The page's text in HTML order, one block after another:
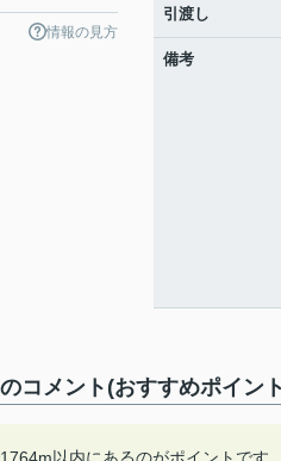
情報の見方
引渡し
備考
メント(おすすめポイン